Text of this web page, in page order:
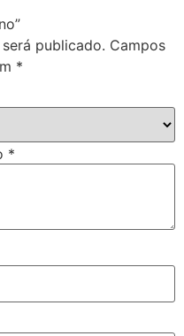
publicado. Campos
*
*